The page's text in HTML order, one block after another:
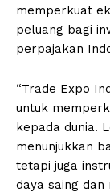
memperkuat
peluang bagi
perpajakan
“Trade Expo
untuk
kepada dunia.
menunjukkan
tetapi juga
daya saing dan